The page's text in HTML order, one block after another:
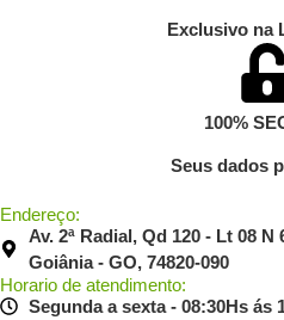
Exclusivo na
100%
Seus dados
Endereço:
Av. 2ª Radial, Qd 120 - Lt 08
Goiânia - GO, 74820-090
Horario de atendimento:
Segunda a sexta - 08:30Hs ás